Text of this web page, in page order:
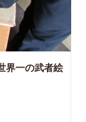
界一の武者絵